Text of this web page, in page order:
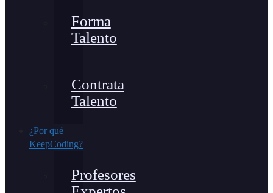
Forma
Talento
Contrata
Talento
¿Por qué
KeepCoding?
Profesores